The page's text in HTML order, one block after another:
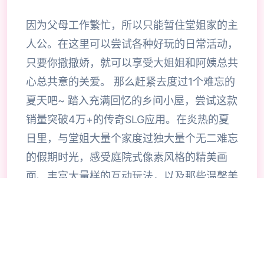
因为父母工作繁忙，所以只能暂住堂姐家的主
人公。在这里可以尝试各种好玩的日常活动，
只要你撒撒娇，就可以享受大姐姐和阿姨总共
心总共意的关爱。 那么赶紧去度过1个难忘的
夏天吧~ 踏入充满回忆的乡间小屋，尝试这款
销量突破4万+的传奇SLG应用。在炎热的夏
日里，与堂姐大量个家度过独大量个无二难忘
的假期时光，感受庭院式像素风格的精美画
面、丰富大量样的互动玩法，以及那些温馨美